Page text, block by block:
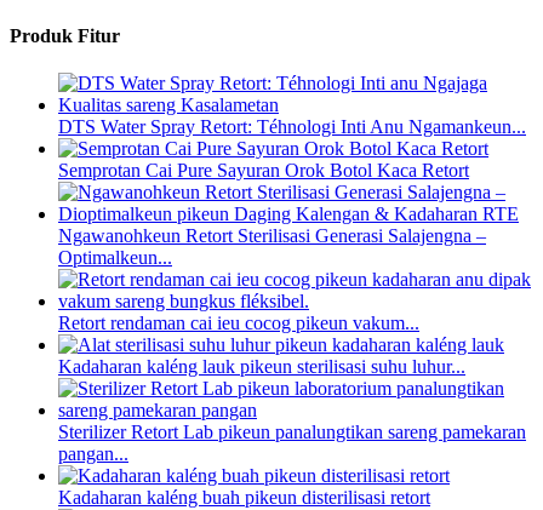
Produk Fitur
DTS Water Spray Retort: ​​Téhnologi Inti Anu Ngamankeun...
Semprotan Cai Pure Sayuran Orok Botol Kaca Retort
Ngawanohkeun Retort Sterilisasi Generasi Salajengna –
Optimalkeun...
Retort rendaman cai ieu cocog pikeun vakum...
Kadaharan kaléng lauk pikeun sterilisasi suhu luhur...
Sterilizer Retort Lab pikeun panalungtikan sareng pamekaran
pangan...
Kadaharan kaléng buah pikeun disterilisasi retort